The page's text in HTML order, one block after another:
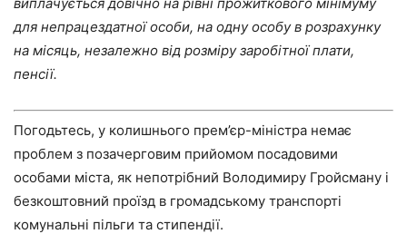
виплачується довічно на рівні прожиткового мінімуму
для непрацездатної особи, на одну особу в розрахунку
на місяць, незалежно від розміру заробітної плати,
пенсії.
Погодьтесь, у колишнього прем’єр-міністра немає
проблем з позачерговим прийомом посадовими
особами міста, як непотрібний Володимиру Гройсману і
безкоштовний проїзд в громадському транспорті
комунальні пільги та стипендії.